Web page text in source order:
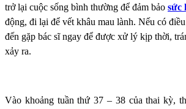
trở lại cuộc sống bình thường để đảm bảo sức
động, đi lại để vết khâu mau lành. Nếu có
đến gặp bác sĩ ngay để được xử lý kịp thời,
xảy ra.
Vào khoảng tuần thứ 37 – 38 của thai kỳ,